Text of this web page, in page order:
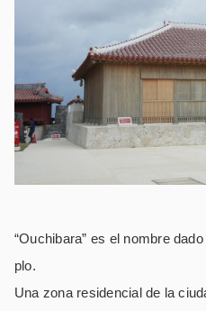
“Ouchibara” es el nombre
plo.
Una zona residencial de la